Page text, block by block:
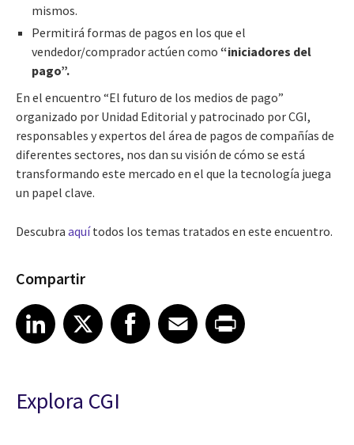
mismos.
Permitirá formas de pagos en los que el
vendedor/comprador actúen como “iniciadores del
pago”.
En el encuentro “El futuro de los medios de pago”
organizado por Unidad Editorial y patrocinado por CGI,
responsables y expertos del área de pagos de compañías de
diferentes sectores, nos dan su visión de cómo se está
transformando este mercado en el que la tecnología juega
un papel clave.
Descubra aquítodos los temas tratados en este encuentro.
Compartir
Share article on LinkedIn
LinkedIn
Share article on XShare article on Facebook
Facebook
Share article on Email
EmailShare article on Print
Explora CGI